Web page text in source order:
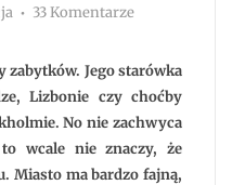
33 Komentarzedo
odwiedzić
Oslo
zabytków. Jego starówka
Lizbonie czy choćby
No nie zachwyca
wcale nie znaczy, że
Miasto ma bardzo fajną,